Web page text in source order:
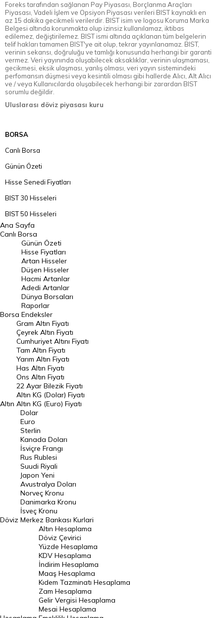
Foreks tarafından sağlanan Pay Piyasası, Borçlanma Araçları
Piyasası, Vadeli İşlem ve Opsiyon Piyasası verileri BIST kaynaklı en
az 15 dakika gecikmeli verilerdir. BIST isim ve logosu Koruma Marka
Belgesi altında korunmakta olup izinsiz kullanılamaz, iktibas
edilemez, değiştirilemez. BIST ismi altında açıklanan tüm belgelerin
telif hakları tamamen BIST'ye ait olup, tekrar yayınlanamaz. BIST,
verinin sekansı, doğruluğu ve tamlığı konusunda herhangi bir garanti
vermez. Veri yayınında oluşabilecek aksaklıklar, verinin ulaşmaması,
gecikmesi, eksik ulaşması, yanlış olması, veri yayın sistemindeki
perfomansın düşmesi veya kesintili olması gibi hallerde Alıcı, Alt Alıcı
ve / veya Kullanıcılarda oluşabilecek herhangi bir zarardan BIST
sorumlu değildir.
Uluslarası döviz piyasası kuru
BORSA
Canlı Borsa
Günün Özeti
Hisse Senedi Fiyatları
BIST 30 Hisseleri
BIST 50 Hisseleri
BIST 100 Hisseleri
En Çok Artan Hisseler
En Çok Düşen Hisseler
Hacmi Artanlar
Geçmiş Kapanışlar
Dünya Borsaları
Raporlar
Endeksler
DÖVİZ
Döviz Kuru
Dolar Kuru
Euro Kuru
Pound Kuru
Frank Kuru
Riyal Kuru
Avustralya Doları
Danimarka Kronu Kuru
Kanada Doları Kuru
Norveç Kronu Kuru
İsveç Kronu Kuru
Japon Yeni Kuru
Serbest Piyasa Döviz Kurları
Merkez Bankası Döviz Kurları
Ana Sayfa
Canlı Borsa
Borsa
Günün Özeti
Hisse Fiyatları
Artan Hisseler
Düşen Hisseler
Hacmi Artanlar
Adedi Artanlar
Dünya Borsaları
Raporlar
Endeksler
Altın
Gram Altın Fiyatı
Çeyrek Altın Fiyatı
Cumhuriyet Altını Fiyatı
Tam Altın Fiyatı
Yarım Altın Fiyatı
Has Altın Fiyatı
Ons Altın Fiyatı
22 Ayar Bilezik Fiyatı
Altın KG (Dolar) Fiyatı
Altın KG (Euro) Fiyatı
Döviz
Dolar
Euro
Sterlin
Kanada Doları
İsviçre Frangı
Rus Rublesi
Suudi Riyali
Japon Yeni
Avustralya Doları
Norveç Kronu
Danimarka Kronu
İsveç Kronu
Merkez Bankası Kurlari
Altın Hesaplama
Döviz Çevirici
Yüzde Hesaplama
KDV Hesaplama
İndirim Hesaplama
Maaş Hesaplama
Kıdem Tazminatı Hesaplama
Zam Hesaplama
Gelir Vergisi Hesaplama
Mesai Hesaplama